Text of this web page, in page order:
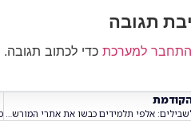
תגובה
למערכת כדי לכתוב תגובה.
יוצאים לשבילים: אלפי תלמידים כבשו את אתרי המורשת של מודיעין ביום שיא חגיגי